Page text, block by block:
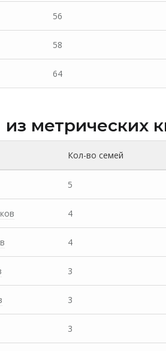
56
58
64
из метрических
Кол-во семей
5
4
4
3
3
3